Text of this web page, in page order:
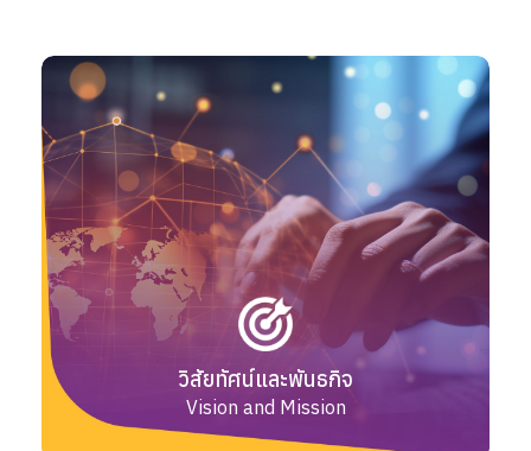
วิสัยทัศน์และพันธกิจ
Vision and Mission